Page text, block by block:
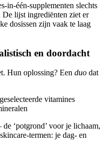
in-één-supplementen slechts
lijst ingrediënten ziet er
dosissen zijn vaak te laag
en doordacht
Hun oplossing? Een duo dat
vitamines
‘potgrond’ voor je lichaam,
termen: je dag- en